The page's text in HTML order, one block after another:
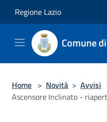
Regione Lazio
Comune
Home > Novità > Avvisi
Ascensore Inclinato -